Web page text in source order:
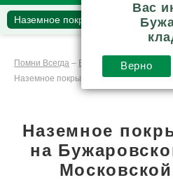
Наземное покрытие
Наши
Помни Всегда – Благоустройство–
Наземное покрытие могилы:
Наземное
на
Вас
Верно